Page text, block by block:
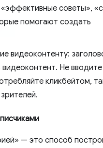
советы»,
помогают создать
видеоконтенту:
Не вводите
кликбейтом,
— это способ